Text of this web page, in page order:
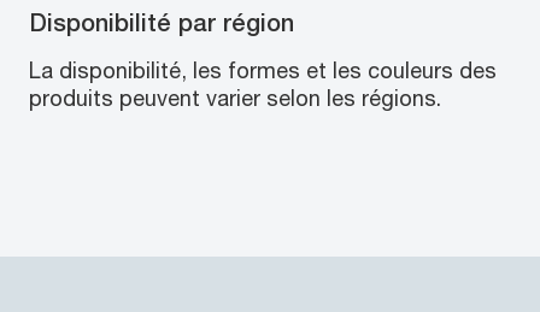
Disponibilité par région
La disponibilité, les formes et les couleurs des
produits peuvent varier selon les régions.